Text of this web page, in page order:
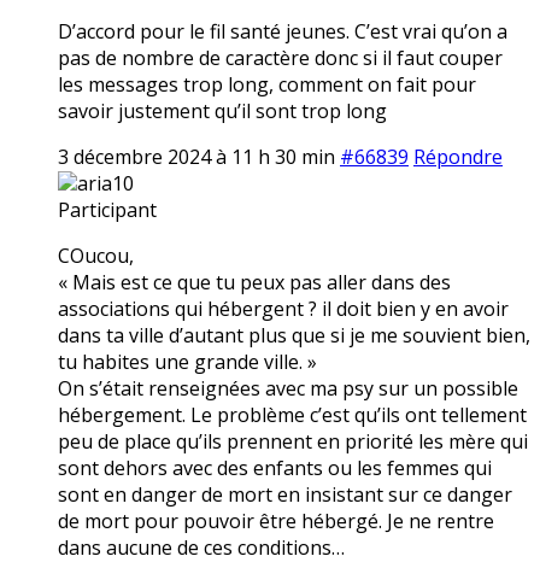
D’accord pour le fil santé jeunes. C’est vrai qu’on a
pas de nombre de caractère donc si il faut couper
les messages trop long, comment on fait pour
savoir justement qu’il sont trop long
3 décembre 2024 à 11 h 30 min #66839 Répondre
aria10
Participant
COucou,
« Mais est ce que tu peux pas aller dans des
associations qui hébergent ? il doit bien y en avoir
dans ta ville d’autant plus que si je me souvient bien,
tu habites une grande ville. »
On s’était renseignées avec ma psy sur un possible
hébergement. Le problème c’est qu’ils ont tellement
peu de place qu’ils prennent en priorité les mère qui
sont dehors avec des enfants ou les femmes qui
sont en danger de mort en insistant sur ce danger
de mort pour pouvoir être hébergé. Je ne rentre
dans aucune de ces conditions…